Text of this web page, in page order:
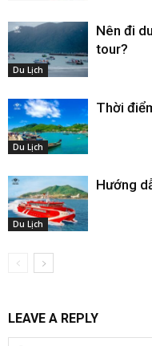
Du Lịch
Nên đi
tour?
Du Lịch
Thời
Du Lịch
Hướng
LEAVE A REPLY